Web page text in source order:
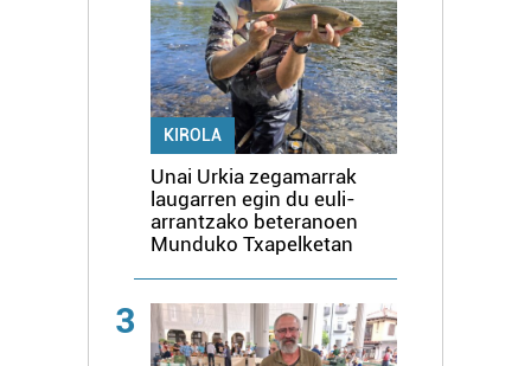
KIROLA
Unai Urkia zegamarrak
laugarren egin du euli-
arrantzako beteranoen
Munduko Txapelketan
3